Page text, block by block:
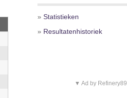
» Statistieken
» Resultatenhistoriek
▼ Ad by Refinery89